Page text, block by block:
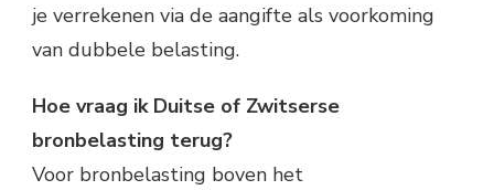
je verrekenen via de aangifte als voorkoming
van dubbele belasting.
Hoe vraag ik Duitse of Zwitserse
bronbelasting terug?
Voor bronbelasting boven het